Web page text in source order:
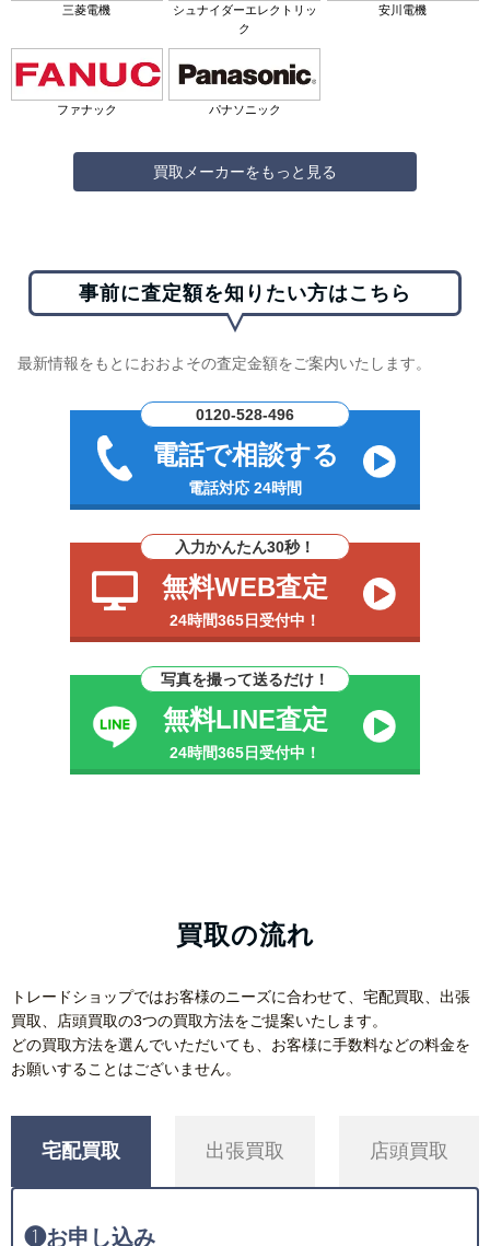
三菱電機
シュナイダーエレクトリッ
ク
安川電機
ファナック パナソニック
買取メーカーをもっと見る
事前に査定額を知りたい方はこちら
最新情報をもとにおおよその査定金額をご案内いたします。
0120-528-496
電話で相談する
電話対応 24時間
入力かんたん30秒！
無料WEB査定
24時間365日受付中！
写真を撮って送るだけ！
無料LINE査定
24時間365日受付中！
買取の流れ
トレードショップではお客様のニーズに合わせて、宅配買取、出張
買取、店頭買取の3つの買取方法をご提案いたします。
どの買取方法を選んでいただいても、お客様に手数料などの料金を
お願いすることはございません。
宅配買取 出張買取 店頭買取
❶お申し込み